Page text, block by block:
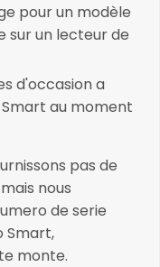
pour un modèle
sur un lecteur de
d'occasion a
au moment
pas de
nous
de serie
Smart,
monte.